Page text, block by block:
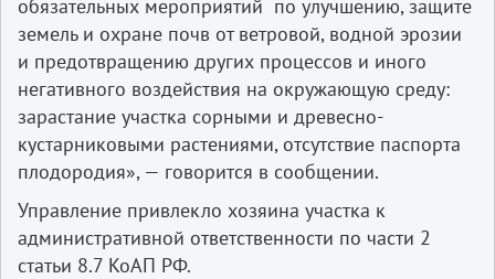
обязательных мероприятий по улучшению, защите
земель и охране почв от ветровой, водной эрозии
и предотвращению других процессов и иного
негативного воздействия на окружающую среду:
зарастание участка сорными и древесно-
кустарниковыми растениями, отсутствие паспорта
плодородия», — говорится в сообщении.
Управление привлекло хозяина участка к
административной ответственности по части 2
статьи 8.7 КоАП РФ.